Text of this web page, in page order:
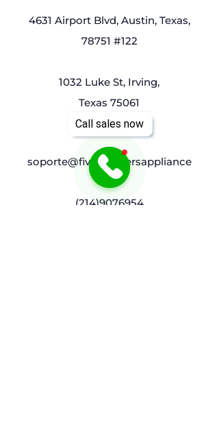
Call sales now
4631 Airport Blvd, Austin, Texas,
78751 #122
1032 Luke St, Irving,
Texas 75061
soporte@fivebrothersappliance
s
(214)9076954